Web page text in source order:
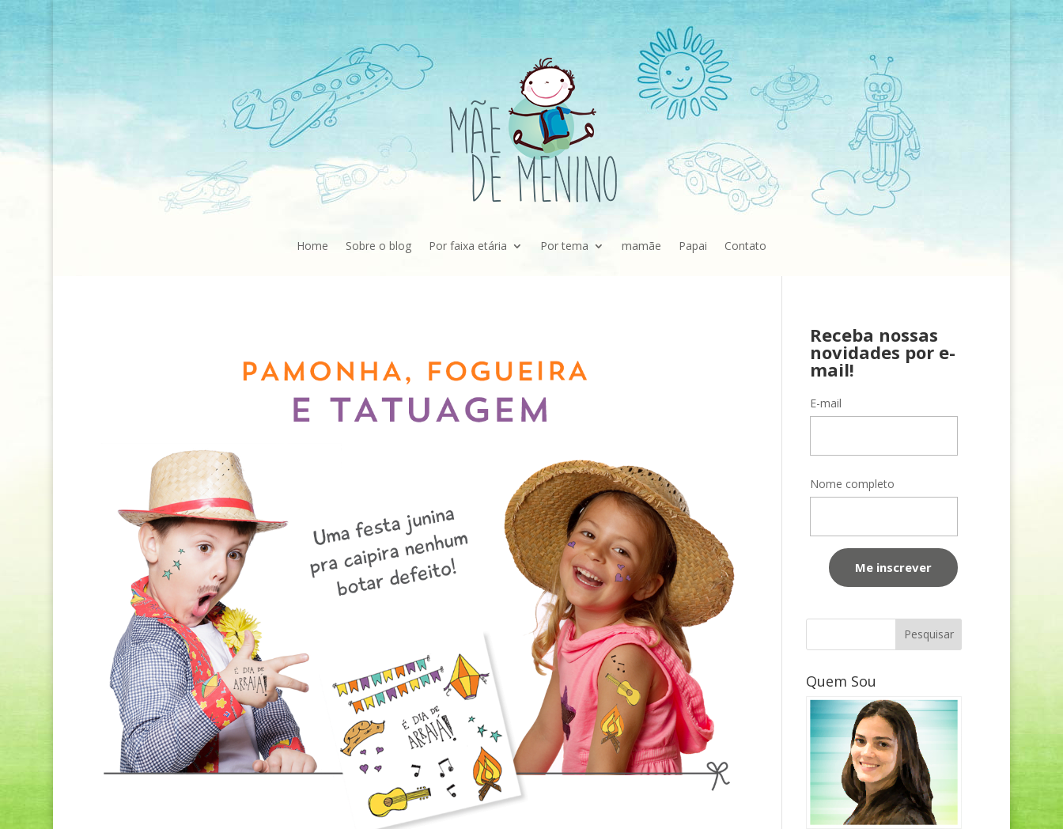
Home Sobre o blog Por faixa etária Por tema mamãe Papai Contato
Receba nossas
novidades por e-
mail!
E-mail
Nome completo
Quem Sou